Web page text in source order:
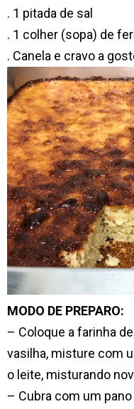
. 1 pitada de sal
. 1 colher (sopa) de
. Canela e cravo a
MODO DE PREPARO:
– Coloque a farinha
vasilha, misture com
o leite, misturando
– Cubra com um